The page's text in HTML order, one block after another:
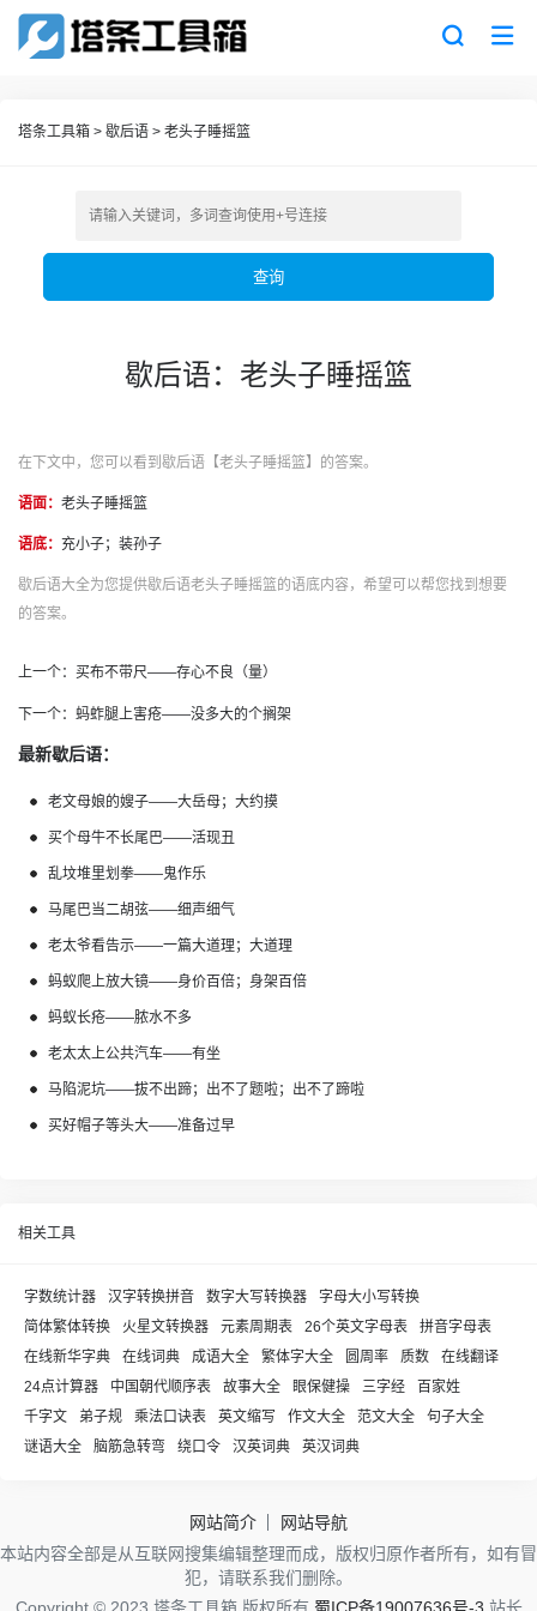
塔条工具箱 > 歇后语 > 老头子睡摇篮
查询
歇后语：老头子睡摇篮
在下文中，您可以看到歇后语【老头子睡摇篮】的答案。
语面： 老头子睡摇篮
语底： 充小子；装孙子
歇后语大全为您提供歇后语老头子睡摇篮的语底内容，希望可以帮您找到想要
的答案。
上一个： 买布不带尺——存心不良（量）
下一个： 蚂蚱腿上害疮——没多大的个搁架
最新歇后语：
老文母娘的嫂子——大岳母；大约摸
买个母牛不长尾巴——活现丑
乱坟堆里划拳——鬼作乐
马尾巴当二胡弦——细声细气
老太爷看告示——一篇大道理；大道理
蚂蚁爬上放大镜——身价百倍；身架百倍
蚂蚁长疮——脓水不多
老太太上公共汽车——有坐
马陷泥坑——拔不出蹄；出不了题啦；出不了蹄啦
买好帽子等头大——准备过早
相关工具
字数统计器 汉字转换拼音 数字大写转换器
字母大小写转换
简体繁体转换
火星文转换器 元素周期表 26个英文字母表
拼音字母表
在线新华字典
在线词典 成语大全 繁体字大全 圆周率 质数
在线翻译
24点计算器
中国朝代顺序表 故事大全 眼保健操 三字经
百家姓
千字文
弟子规 乘法口诀表 英文缩写 作文大全 范文大全
句子大全
谜语大全
脑筋急转弯 绕口令 汉英词典 英汉词典
网站简介
网站导航
本站内容全部是从互联网搜集编辑整理而成，版权归原作者所有，如有冒
犯，请联系我们删除。